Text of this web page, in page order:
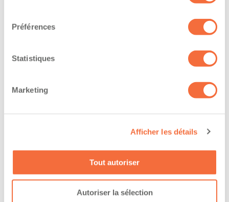
Préférences
Statistiques
Marketing
Afficher les détails
Tout autoriser
Autoriser la sélection
sur les marchandises dangereuses utilisées au
travail (SIMDUT)
conduite d'un chariot élévateur (cariste)
The owner-operator has the ability to
Fin de semaine